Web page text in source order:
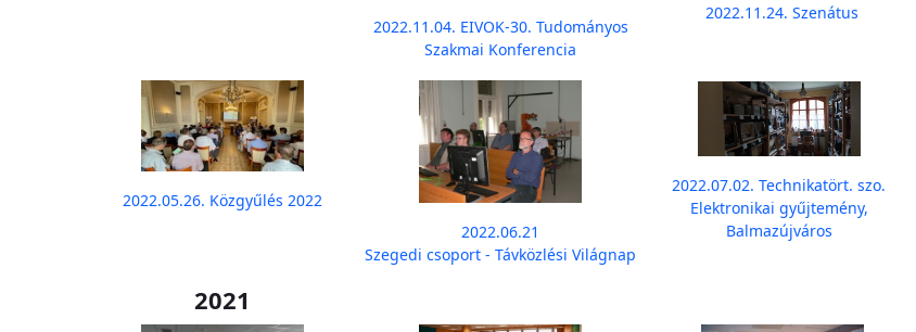
2022.11.04. EIVOK-30. Tudományos
Szakmai Konferencia
2022.11.24. Szenátus
2022.05.26. Közgyűlés 2022
2022.06.21
Szegedi csoport - Távközlési Világnap
2022.07.02. Technikatört. szo.
Elektronikai gyűjtemény,
Balmazújváros
2021